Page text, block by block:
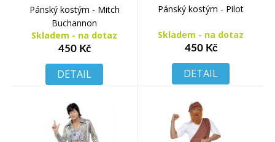
Pánský kostým - Mitch
Buchannon
Skladem - na dotaz
450 Kč
DETAIL
Pánský kostým - Pilot
Skladem - na dotaz
450 Kč
DETAIL